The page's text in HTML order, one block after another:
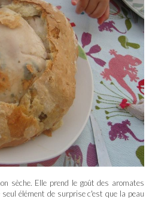
sèche. Elle prend le goût des aromates
élément de surprise c'est que la peau